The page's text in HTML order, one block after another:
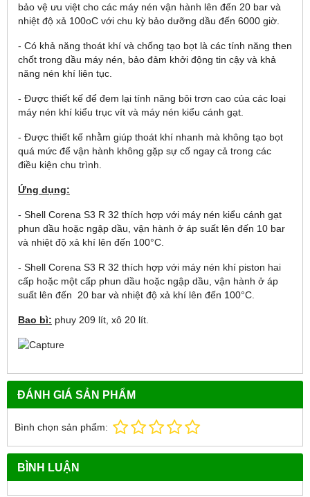
bảo vệ ưu việt cho các máy nén vận hành lên đến 20 bar và
nhiệt độ xả 100oC với chu kỳ bảo dưỡng dầu đến 6000 giờ.
- Có khả năng thoát khí và chống tạo bọt là các tính năng then
chốt trong dầu máy nén, bảo đảm khởi động tin cậy và khả
năng nén khí liên tục.
- Được thiết kế để đem lại tính năng bôi trơn cao của các loại
máy nén khí kiểu trục vít và máy nén kiểu cánh gạt.
- Được thiết kế nhằm giúp thoát khí nhanh mà không tạo bọt
quá mức để vận hành không gặp sự cố ngay cả trong các
điều kiện chu trình.
Ứng dụng:
- Shell Corena S3 R 32 thích hợp với máy nén kiểu cánh gạt
phun dầu hoặc ngập dầu, vận hành ở áp suất lên đến 10 bar
và nhiệt độ xả khí lên đến 100°C.
- Shell Corena S3 R 32 thích hợp với máy nén khí piston hai
cấp hoặc một cấp phun dầu hoặc ngập dầu, vận hành ở áp
suất lên đến 20 bar và nhiệt độ xả khí lên đến 100°C.
Bao bì: phuy 209 lít, xô 20 lít.
ĐÁNH GIÁ SẢN PHẨM
Bình chọn sản phẩm:
BÌNH LUẬN